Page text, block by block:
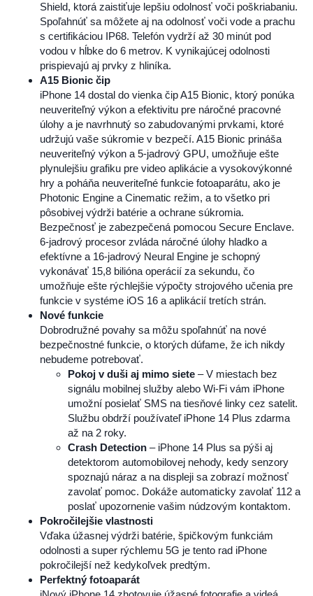
Shield, ktorá zaistiťuje lepšiu odolnosť voči poškriabaniu.
Spoľahnúť sa môžete aj na odolnosť voči vode a prachu
s certifikáciou IP68. Telefón vydrží až 30 minút pod
vodou v hĺbke do 6 metrov. K vynikajúcej odolnosti
prispievajú aj prvky z hliníka.
A15 Bionic čip
iPhone 14 dostal do vienka čip A15 Bionic, ktorý ponúka
neuveriteľný výkon a efektivitu pre náročné pracovné
úlohy a je navrhnutý so zabudovanými prvkami, ktoré
udržujú vaše súkromie v bezpečí. A15 Bionic prináša
neuveriteľný výkon a 5-jadrový GPU, umožňuje ešte
plynulejšiu grafiku pre video aplikácie a vysokovýkonné
hry a poháňa neuveriteľné funkcie fotoaparátu, ako je
Photonic Engine a Cinematic režim, a to všetko pri
pôsobivej výdrži batérie a ochrane súkromia.
Bezpečnosť je zabezpečená pomocou Secure Enclave.
6-jadrový procesor zvláda náročné úlohy hladko a
efektívne a 16-jadrový Neural Engine je schopný
vykonávať 15,8 bilióna operácií za sekundu, čo
umožňuje ešte rýchlejšie výpočty strojového učenia pre
funkcie v systéme iOS 16 a aplikácií tretích strán.
Nové funkcie
Dobrodružné povahy sa môžu spoľahnúť na nové
bezpečnostné funkcie, o ktorých dúfame, že ich nikdy
nebudeme potrebovať.
Pokoj v duši aj mimo siete– V miestach bez
signálu mobilnej služby alebo Wi-Fi vám iPhone
umožní posielať SMS na tiesňové linky cez satelit.
Službu obdrží používateľ iPhone 14 Plus zdarma
až na 2 roky.
Crash Detection– iPhone 14 Plus sa pýši aj
detektorom automobilovej nehody, kedy senzory
spoznajú náraz a na displeji sa zobrazí možnosť
zavolať pomoc. Dokáže automaticky zavolať 112 a
poslať upozornenie vašim núdzovým kontaktom.
Pokročilejšie vlastnosti
Vďaka úžasnej výdrži batérie, špičkovým funkciám
odolnosti a super rýchlemu 5G je tento rad iPhone
pokročilejší než kedykoľvek predtým.
Perfektný fotoaparát